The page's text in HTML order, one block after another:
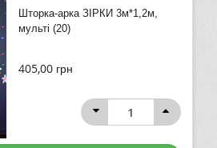
Шторка-арка ЗІРКИ 3м*1,2м,
мульті (20)
405,00 грн